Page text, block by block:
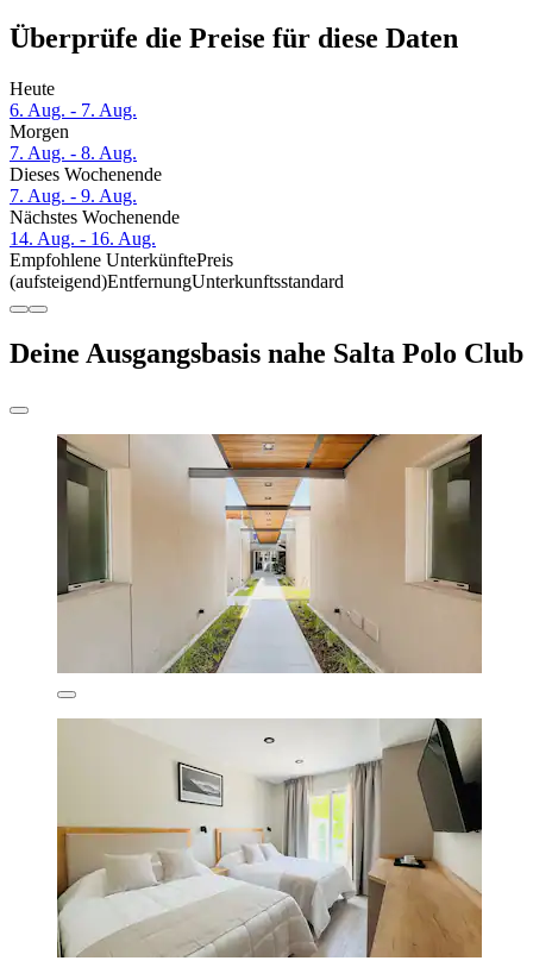
Überprüfe die Preise für diese Daten
Heute
6. Aug. - 7. Aug.
Morgen
7. Aug. - 8. Aug.
Dieses Wochenende
7. Aug. - 9. Aug.
Nächstes Wochenende
14. Aug. - 16. Aug.
Empfohlene UnterkünftePreis
(aufsteigend)EntfernungUnterkunftsstandard
Deine Ausgangsbasis nahe Salta Polo Club